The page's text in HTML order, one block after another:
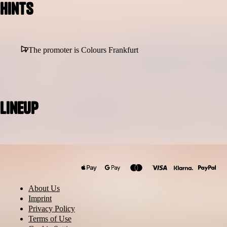
Hints
The promoter is Colours Frankfurt
Lineup
Matija
Avocado
Dave Dinger
About Us
Imprint
Privacy Policy
Terms of Use